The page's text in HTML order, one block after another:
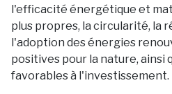
l'efficacité énergétique et
plus propres, la circularité, la
l'adoption des énergies
positives pour la nature, ainsi
favorables à l'investissement.